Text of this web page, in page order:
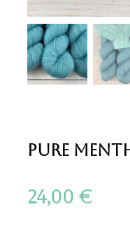
Pure
24,00 €